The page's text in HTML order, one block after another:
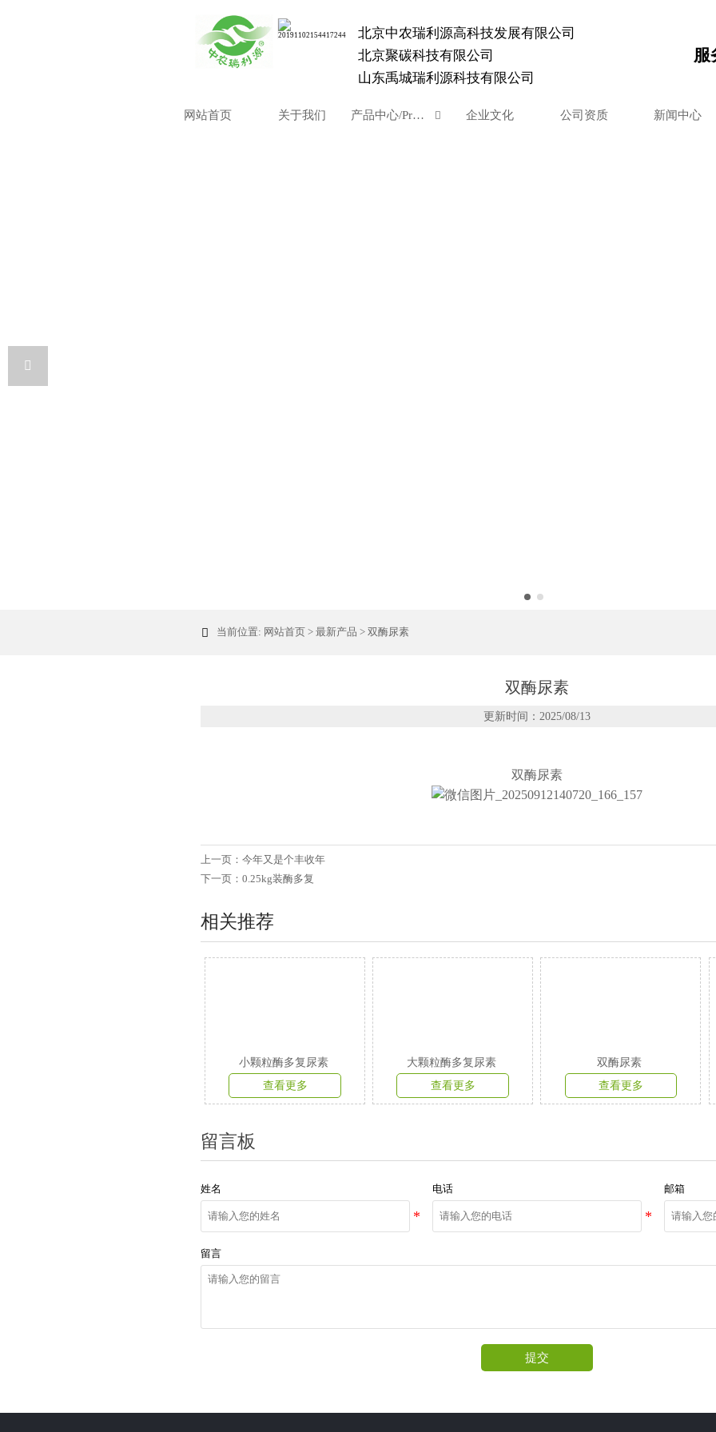
北京中农瑞利源高科技发展有限公司
北京聚碳科技有限公司
山东禹城瑞利源科技有限公司
服
网站首页 关于我们 产品中心/Products  企业文化 公司资质 新闻中心

 当前位置: 网站首页> 最新产品 > 双酶尿素
双酶尿素
更新时间：2025/08/13
双酶尿素
上一页： 今年又是个丰收年
下一页： 0.25kg装酶多复
相关推荐
小颗粒酶多复尿素
查看更多
大颗粒酶多复尿素
查看更多
双酶尿素
查看更多
留言板
姓名 电话 邮箱
留言
提交